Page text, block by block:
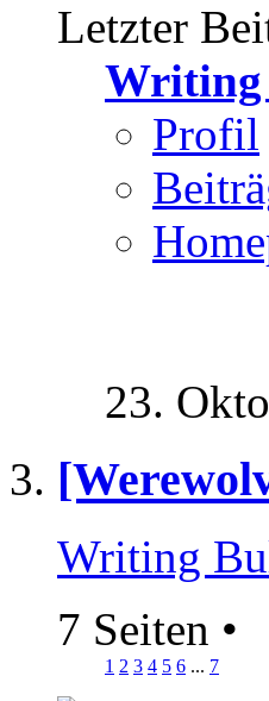
Letzter
Profil
23.
Writing
7 Seiten •
1 2 3 4 5 6 ... 7